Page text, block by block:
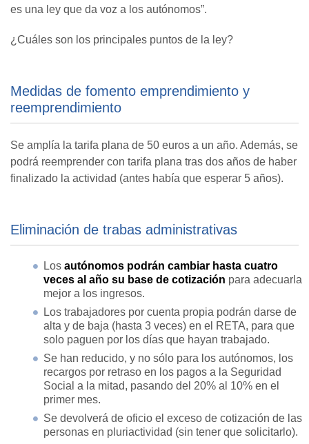
es una ley que da voz a los autónomos”.
¿Cuáles son los principales puntos de la ley?
Medidas de fomento emprendimiento y
reemprendimiento
Se amplía la tarifa plana de 50 euros a un año. Además, se
podrá reemprender con tarifa plana tras dos años de haber
finalizado la actividad (antes había que esperar 5 años).
Eliminación de trabas administrativas
Los autónomos podrán cambiar hasta cuatro
veces al año su base de cotización para adecuarla
mejor a los ingresos.
Los trabajadores por cuenta propia podrán darse de
alta y de baja (hasta 3 veces) en el RETA, para que
solo paguen por los días que hayan trabajado.
Se han reducido, y no sólo para los autónomos, los
recargos por retraso en los pagos a la Seguridad
Social a la mitad, pasando del 20% al 10% en el
primer mes.
Se devolverá de oficio el exceso de cotización de las
personas en pluriactividad (sin tener que solicitarlo).